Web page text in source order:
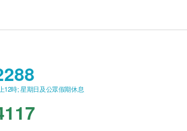
乳房而設的高解像度 X 光檢查。這是
癌症篩選檢查。篩查是指為沒有症狀
，從而找出患病或有較高風險患病的
為時 15 至 20 分鐘，視乎掃瞄位置
，一般情況下，需大概14個工作天跟
作天不包括星期六、日及公眾假期。
間會因應不同情況(如個別化驗專案所
明特定時段)而有所延長。
12時; 星期日及公眾假期休息